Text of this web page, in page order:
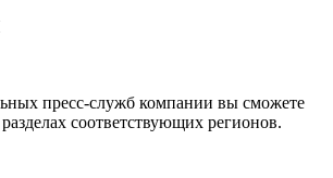
пресс-служб компании вы сможете
соответствующих регионов.